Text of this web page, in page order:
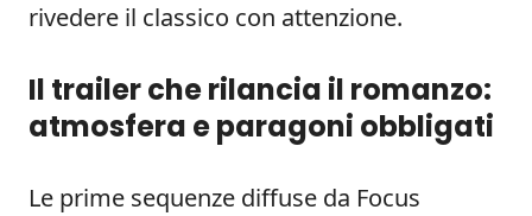
rivedere il classico con attenzione.
Il trailer che rilancia il romanzo:
atmosfera e paragoni obbligati
Le prime sequenze diffuse da Focus